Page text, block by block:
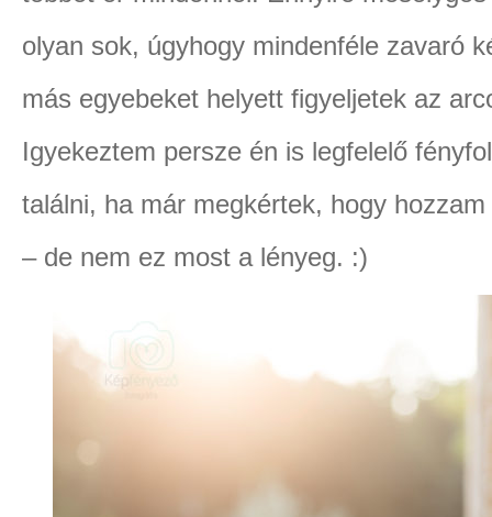
olyan sok, úgyhogy mindenféle zavaró
más egyebeket helyett figyeljetek az
Igyekeztem persze én is legfelelő
találni, ha már megkértek, hogy
– de nem ez most a lényeg. :)